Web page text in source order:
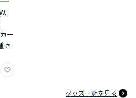
ー
セ
グッズ一覧を見る